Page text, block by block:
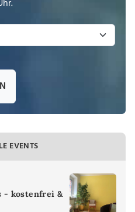
EVENTS
- kostenfrei &